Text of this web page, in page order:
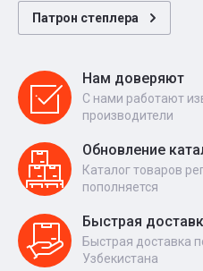
Патрон степлера
Нам доверяют
С нами работают
производители
Обновление
Каталог товаров
пополняется
Быстрая
Быстрая доставка
Узбекистана